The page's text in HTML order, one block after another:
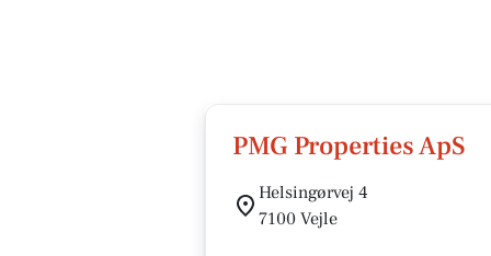
PMG Properties ApS
Helsingørvej 4
7100 Vejle